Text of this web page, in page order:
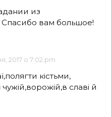
из
вам большое!
2017 о 7:02 pm
кістьми,
славі й